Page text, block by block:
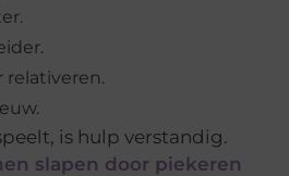
is hulp verstandig.
slapen door piekeren